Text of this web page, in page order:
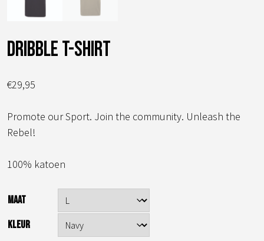
dribble t-shirt
€29,95
Promote our Sport. Join the community. Unleash the
Rebel!
100% katoen
MAAT
KLEUR